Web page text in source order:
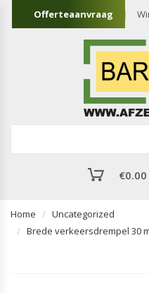
Offerteaanvraag
€0.00
Home
Uncategorized
Brede verkeersdrempel 30